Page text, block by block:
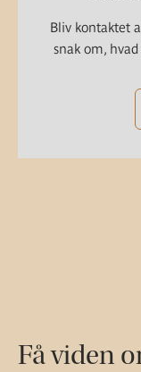
Bliv kontaktet
snak om,
Få viden